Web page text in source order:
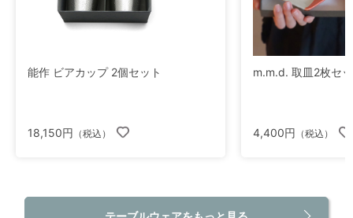
能作 ビアカップ 2個セット
18,150円 （税込）
m.m.d. 取皿2枚セ
4,400円 （税込）